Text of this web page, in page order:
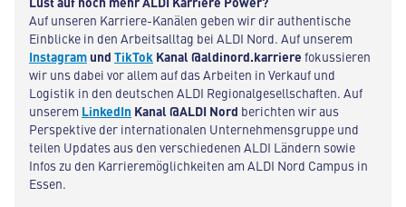
Auf unseren Karriere-Kanälen geben wir dir authentische
Einblicke in den Arbeitsalltag bei ALDI Nord. Auf unserem
Instagram und TikTok Kanal @aldinord.karriere fokussieren
wir uns dabei vor allem auf das Arbeiten in Verkauf und
Logistik in den deutschen ALDI Regionalgesellschaften. Auf
unserem LinkedIn Kanal @ALDI Nord berichten wir aus
Perspektive der internationalen Unternehmensgruppe und
teilen Updates aus den verschiedenen ALDI Ländern sowie
Infos zu den Karrieremöglichkeiten am ALDI Nord Campus in
Essen.